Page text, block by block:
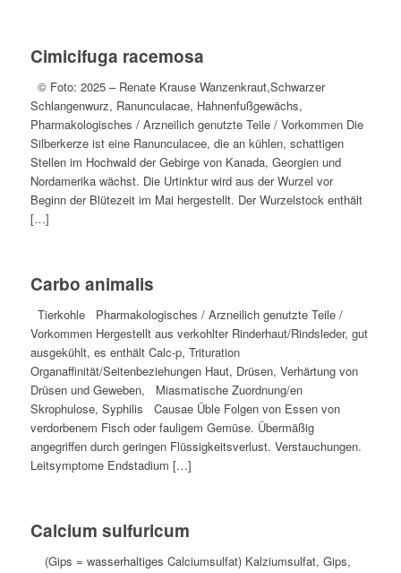
Cimicifuga racemosa
© Foto: 2025 – Renate Krause Wanzenkraut,Schwarzer
Schlangenwurz, Ranunculacae, Hahnenfußgewächs,
Pharmakologisches / Arzneilich genutzte Teile / Vorkommen Die
Silberkerze ist eine Ranunculacee, die an kühlen, schattigen
Stellen im Hochwald der Gebirge von Kanada, Georgien und
Nordamerika wächst. Die Urtinktur wird aus der Wurzel vor
Beginn der Blütezeit im Mai hergestellt. Der Wurzelstock enthält
[…]
Carbo animalis
Tierkohle Pharmakologisches / Arzneilich genutzte Teile /
Vorkommen Hergestellt aus verkohlter Rinderhaut/Rindsleder, gut
ausgekühlt, es enthält Calc-p, Trituration
Organaffinität/Seitenbeziehungen Haut, Drüsen, Verhärtung von
Drüsen und Geweben, Miasmatische Zuordnung/en
Skrophulose, Syphilis Causae Üble Folgen von Essen von
verdorbenem Fisch oder fauligem Gemüse. Übermäßig
angegriffen durch geringen Flüssigkeitsverlust. Verstauchungen.
Leitsymptome Endstadium […]
Calcium sulfuricum
(Gips = wasserhaltiges Calciumsulfat) Kalziumsulfat, Gips,